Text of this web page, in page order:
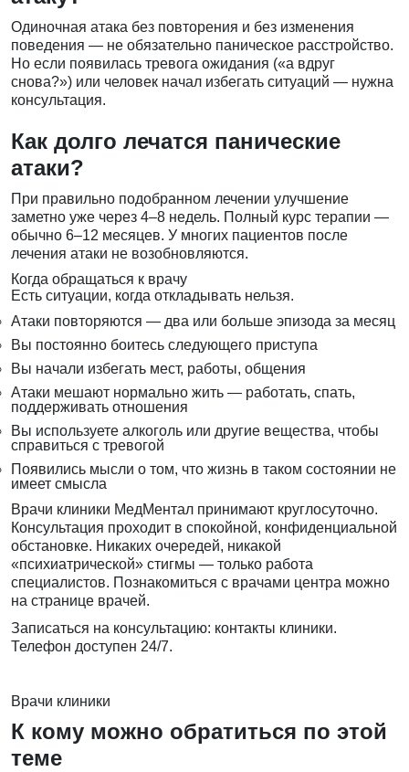
Одиночная атака без повторения и без изменения
поведения — не обязательно паническое расстройство.
Но если появилась тревога ожидания («а вдруг
снова?») или человек начал избегать ситуаций — нужна
консультация.
Как долго лечатся панические
атаки?
При правильно подобранном лечении улучшение
заметно уже через 4–8 недель. Полный курс терапии —
обычно 6–12 месяцев. У многих пациентов после
лечения атаки не возобновляются.
Когда обращаться к врачу
Есть ситуации, когда откладывать нельзя.
Атаки повторяются — два или больше эпизода за месяц
Вы постоянно боитесь следующего приступа
Вы начали избегать мест, работы, общения
Атаки мешают нормально жить — работать, спать,
поддерживать отношения
Вы используете алкоголь или другие вещества, чтобы
справиться с тревогой
Появились мысли о том, что жизнь в таком состоянии не
имеет смысла
Врачи клиники МедМентал принимают круглосуточно.
Консультация проходит в спокойной, конфиденциальной
обстановке. Никаких очередей, никакой
«психиатрической» стигмы — только работа
специалистов. Познакомиться с врачами центра можно
на странице врачей.
Записаться на консультацию: контакты клиники.
Телефон доступен 24/7.
Врачи клиники
К кому можно обратиться по этой
теме